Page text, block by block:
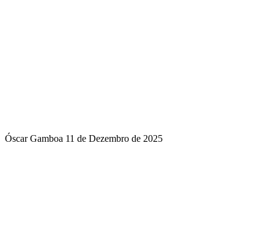
Óscar Gamboa 11 de Dezembro de 2025